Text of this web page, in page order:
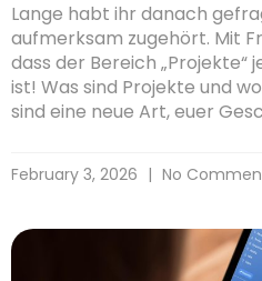
Lange habt ihr danach
aufmerksam zugehört. Mit
dass der Bereich
ist! Was sind Projekte und
sind eine neue Art, euer
February 3, 2026 No